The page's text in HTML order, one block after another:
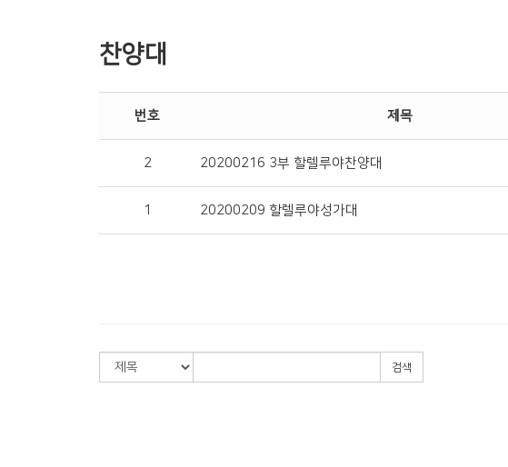
찬양대
번호 제목
2 20200216 3부 할렐루야찬양대
1 20200209 할렐루야성가대
검색